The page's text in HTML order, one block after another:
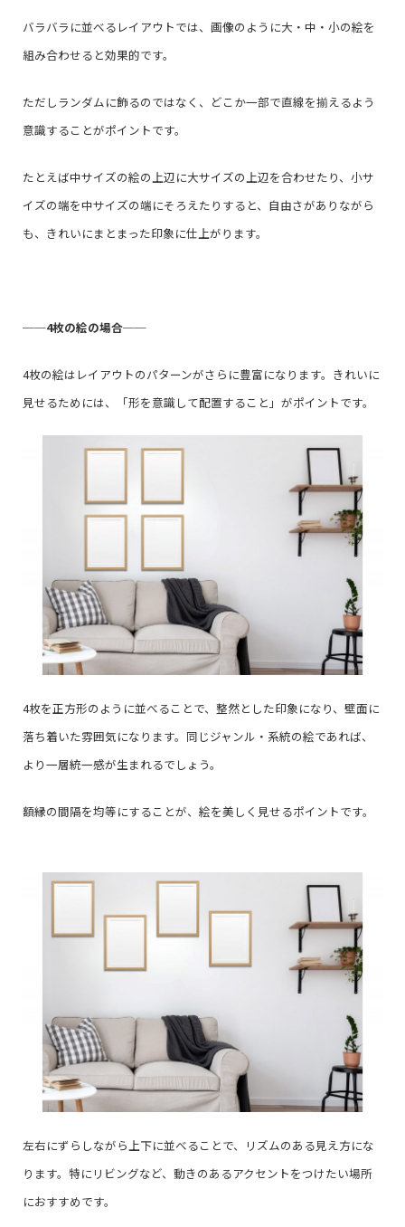
バラバラに並べるレイアウトでは、画像のように大・中・小の絵を
組み合わせると効果的です。
ただしランダムに飾るのではなく、どこか一部で直線を揃えるよう
意識することがポイントです。
たとえば中サイズの絵の上辺に大サイズの上辺を合わせたり、小サ
イズの端を中サイズの端にそろえたりすると、自由さがありながら
も、きれいにまとまった印象に仕上がります。
──4枚の絵の場合──
4枚の絵はレイアウトのパターンがさらに豊富になります。きれいに
見せるためには、「形を意識して配置すること」がポイントです。
4枚を正方形のように並べることで、整然とした印象になり、壁面に
落ち着いた雰囲気になります。同じジャンル・系統の絵であれば、
より一層統一感が生まれるでしょう。
額縁の間隔を均等にすることが、絵を美しく見せるポイントです。
左右にずらしながら上下に並べることで、リズムのある見え方にな
ります。特にリビングなど、動きのあるアクセントをつけたい場所
におすすめです。